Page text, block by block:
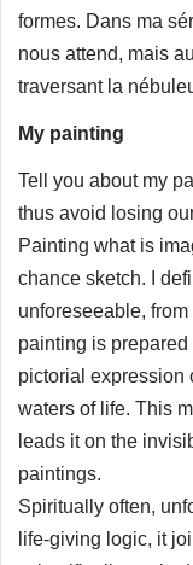
formes. Dans ma
nous attend, mais
traversant la
My painting
Tell you about my
thus avoid losing
Painting what is
chance sketch. I
unforeseeable,
painting is
pictorial expression
waters of life. This
leads it on the
paintings.
Spiritually often,
life-giving logic, it